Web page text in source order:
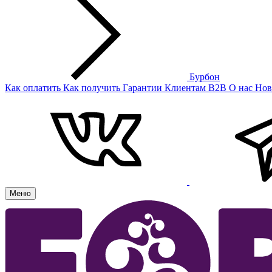
Бурбон
Как оплатить Как получить Гарантии Клиентам B2B О нас
Меню